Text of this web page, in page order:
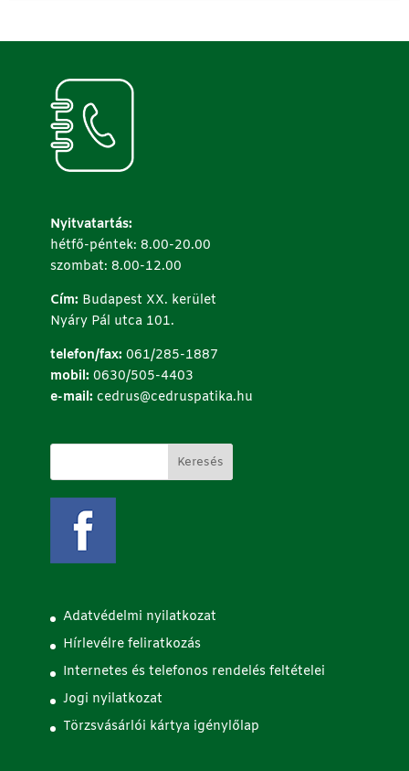
Nyitvatartás:
hétfő-péntek: 8.00-20.00
szombat: 8.00-12.00
Cím: Budapest XX. kerület
Nyáry Pál utca 101.
telefon/fax: 061/285-1887
mobil: 0630/505-4403
e-mail: cedrus@cedruspatika.hu
Adatvédelmi nyilatkozat
Hírlevélre feliratkozás
Internetes és telefonos rendelés feltételei
Jogi nyilatkozat
Törzsvásárlói kártya igénylőlap